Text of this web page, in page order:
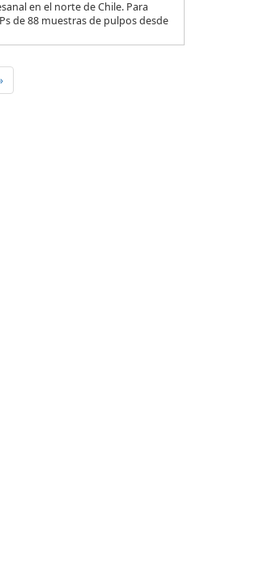
en el norte de Chile. Para
de 88 muestras de pulpos desde